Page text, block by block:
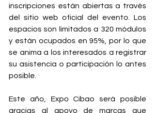
inscripciones están abiertas a través
del sitio web oficial del evento. Los
espacios son limitados a 320 módulos
y están ocupados en 95%, por lo que
se anima a los interesados a registrar
su asistencia o participación lo antes
posible.
Este año, Expo Cibao será posible
gracias al apoyo de marcas que